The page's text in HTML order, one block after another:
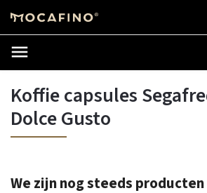
Koffie capsules
Dolce Gusto
We zijn nog steeds